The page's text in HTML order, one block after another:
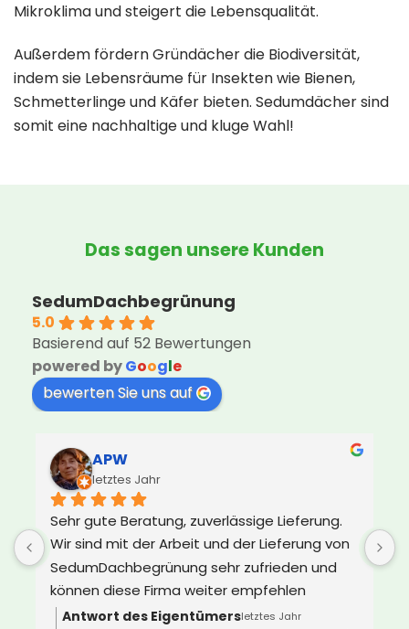
Mikroklima und steigert die Lebensqualität.
Außerdem fördern Gründächer die Biodiversität,
indem sie Lebensräume für Insekten wie Bienen,
Schmetterlinge und Käfer bieten. Sedumdächer sind
somit eine nachhaltige und kluge Wahl!
Das sagen unsere Kunden
SedumDachbegrünung
5.0
Basierend auf 52 Bewertungen
powered byGoogle
bewerten Sie uns auf
APW
letztes Jahr
Sehr gute Beratung, zuverlässige Lieferung.
Wir sind mit der Arbeit und der Lieferung von
SedumDachbegrünung sehr zufrieden und
können diese Firma weiter empfehlen
Antwort des Eigentümersletztes Jahr